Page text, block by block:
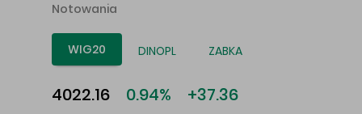
Notowania
WIG20 DINOPL ZABKA
4022.16 0.94% +37.36